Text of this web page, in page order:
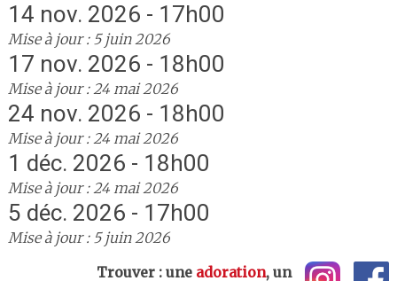
14 nov. 2026 - 17h00
Mise à jour : 5 juin 2026
17 nov. 2026 - 18h00
Mise à jour : 24 mai 2026
24 nov. 2026 - 18h00
Mise à jour : 24 mai 2026
1 déc. 2026 - 18h00
Mise à jour : 24 mai 2026
5 déc. 2026 - 17h00
Mise à jour : 5 juin 2026
Trouver : une adoration, un